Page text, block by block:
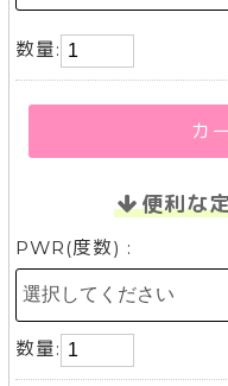
数量:
カ
便利な
PWR(度数) :
数量: